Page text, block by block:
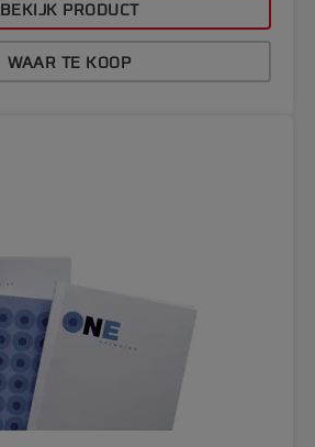
BEKIJK PRODUCT
WAAR TE KOOP